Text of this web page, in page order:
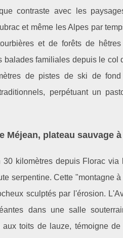
contraste avec les
et même les Alpes par
et de forêts de
balades familiales depuis le
de pistes de ski de
perpétuant un
Méjean, plateau sauvage
30 kilomètres depuis Florac
serpentine. Cette "montagne
sculptés par l'érosion.
dans une salle
aux toits de lauze, témoigne